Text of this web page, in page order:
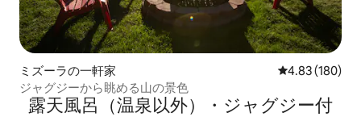
ミズーラの一軒家 レビュー180
4.83 (180)
ジャグジーから眺める山の景色
露天風呂（温泉以外）・ジャグジー付